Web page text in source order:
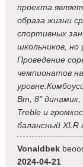
проекта
образа жизни
спортивных
школьников, но
Проведение
чемпионатов
Вт, 8" динамик,
Treble и
балансный XLR
Vonaldbek
2024-04-21